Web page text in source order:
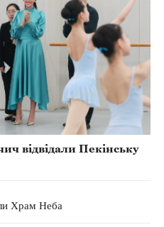
відвідали Пекінську
Храм Неба